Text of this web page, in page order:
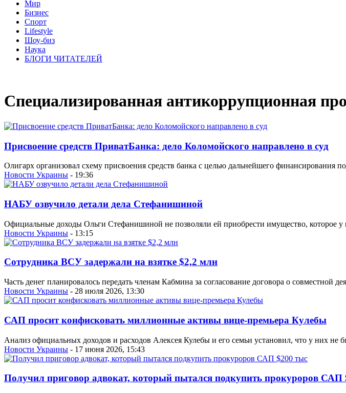
Мир
Бизнес
Спорт
Lifestyle
Шоу-биз
Наука
БЛОГИ ЧИТАТЕЛЕЙ
Специализированная антикоррупционная
Присвоение средств ПриватБанка: дело Коломойского направлено в суд
Олигарх организовал схему присвоения средств банка с целью дальнейшего
Новости Украины - 19:36
НАБУ озвучило детали дела Стефанишиной
Официальные доходы Ольги Стефанишиной не позволяли ей приобрести имущество, которое
Новости Украины - 13:15
Сотрудника ВСУ задержали на взятке $2,2 млн
Часть денег планировалось передать членам Кабмина за согласование договора о совместной
Новости Украины - 28 июля 2026, 13:30
САП просит конфисковать миллионные активы вице-премьера Кулебы
Анализ официальных доходов и расходов Алексея Кулебы и его семьи установил, что у них не
Новости Украины - 17 июня 2026, 15:43
Получил приговор адвокат, который пытался подкупить прокуроров САП